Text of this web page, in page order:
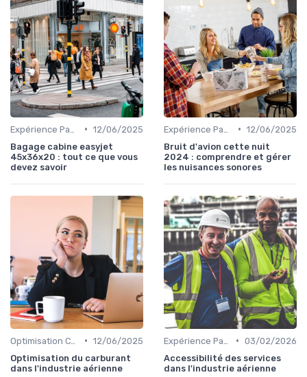
• 12/06/2025
Bagage cabine easyjet
45x36x20 : tout ce que vous
devez savoir
• 12/06/2025
Bruit d'avion cette nuit
2024 : comprendre et gérer
les nuisances sonores
• 12/06/2025
Optimisation du carburant
dans l'industrie aérienne
• 03/02/2026
Accessibilité des services
dans l'industrie aérienne